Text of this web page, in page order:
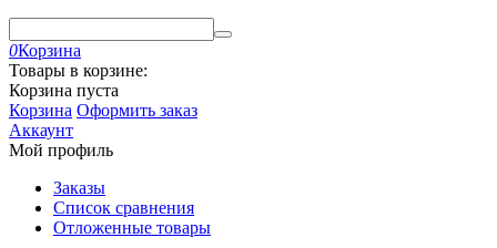
0Корзина
Товары в корзине:
Корзина пуста
Корзина Оформить заказ
Аккаунт
Мой профиль
Заказы
Список сравнения
Отложенные товары